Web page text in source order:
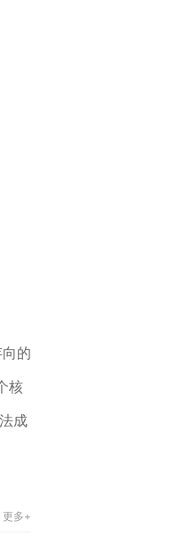
的
核
成
更多+